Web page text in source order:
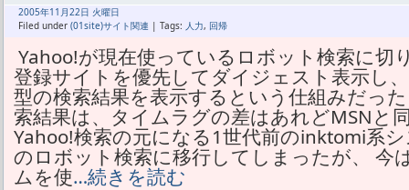
2005年11月22日 火曜日
Filed under (01site)サイト関連 | Tags: 人力, 回帰
Yahoo!が現在使っているロボット検索に切
登録サイトを優先してダイジェスト表示し
型の検索結果を表示するという仕組みだっ
索結果は、タイムラグの差はあれどMSNと
Yahoo!検索の元になる1世代前のinktomi系
のロボット検索に移行してしまったが、 今
ムを使…続きを読む